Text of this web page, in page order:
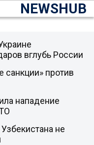
NEWSHUB
вглубь России
против
нападение
не